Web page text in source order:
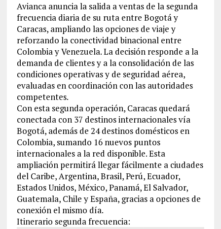
Avianca anuncia la salida a ventas de la segunda
frecuencia diaria de su ruta entre Bogotá y
Caracas, ampliando las opciones de viaje y
reforzando la conectividad binacional entre
Colombia y Venezuela. La decisión responde a la
demanda de clientes y a la consolidación de las
condiciones operativas y de seguridad aérea,
evaluadas en coordinación con las autoridades
competentes.
Con esta segunda operación, Caracas quedará
conectada con 37 destinos internacionales vía
Bogotá, además de 24 destinos domésticos en
Colombia, sumando 16 nuevos puntos
internacionales a la red disponible. Esta
ampliación permitirá llegar fácilmente a ciudades
del Caribe, Argentina, Brasil, Perú, Ecuador,
Estados Unidos, México, Panamá, El Salvador,
Guatemala, Chile y España, gracias a opciones de
conexión el mismo día.
Itinerario segunda frecuencia: